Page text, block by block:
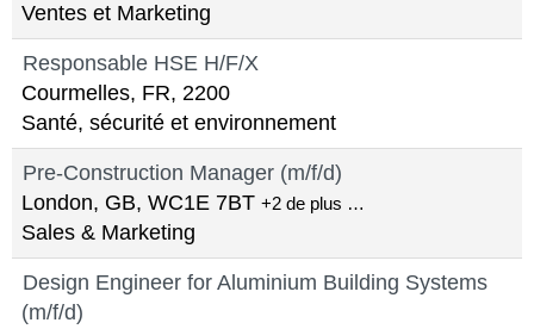
Ventes et Marketing
Responsable HSE H/F/X
Courmelles, FR, 2200
Santé, sécurité et environnement
Pre-Construction Manager (m/f/d)
London, GB, WC1E 7BT +2 de plus …
Sales & Marketing
Design Engineer for Aluminium Building Systems
(m/f/d)